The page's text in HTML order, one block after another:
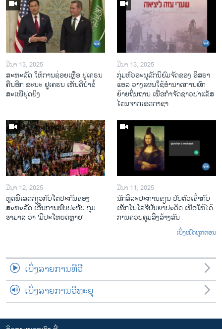
ມີນາ 13, 2025
ສະຫະລັດ ໃຫ້ການຊ່ອຍເຫຼືອ ຢູເຄຣນ
ຄືນອີກ ຂະນະ ຢູເຄຣນ ເຫັນດີນຳຂໍ້
ສະເໜີຢຸດຍິງ
ມີນາ 13, 2025
ກຸ່ມຫົວອະນຸລັກນິຍົມຈັດຂອງ ອິສຣາ
ແອລ ວາງແຜນໃຊ້ອຳນາດການຍົກ
ຍ້າຍຖິ່ນຖານ ເພື່ອກຳຈັດຊາວປາແລັສ
ໄຕນຈາກເຂດກາຊາ
ມີນາ 12, 2025
ທູດພິິເສດກ່ຽວກັບໂຕປະກັນຂອງ
ສະຫະລັດ ເອີ້ນການພົບປະກັບ ກຸ່ມ
ຮາມາສ ວ່າ 'ມີປະໂຫຍດຫຼາຍ'
ມີນາ 11, 2025
ນັກ​ສິ​ລະ​ປະ​ການ​ຂຽນ ປັບ​ຕົວ​ເຂົ້າ​ກັບ​
ເທັກ​ໂນ​ໂລ​ຈີ​ປັນ​ຍາ​ປະ​ດິດ ເພື່ອ​ໃຫ້​ໄດ້​
ກ​ານ​ຄວບ​ຄຸມ​ສິ່ງ​ສ້າງ​ສັນ
ເບິ່ງໝົດທຸກຕອນ
ເບິ່ງລາຍການທີວີ
ເບິ່ງລາຍການວິທະຍຸ